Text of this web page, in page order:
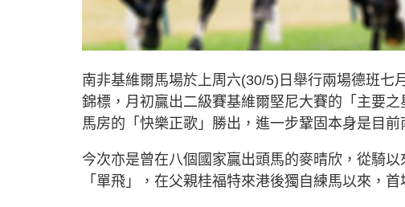
南非基維爾馬場於上周六(30/5)日舉行兩場德班
錦標，月初贏出二級賽基維爾堅尼大賽的「主要
馬房的「快樂正歌」勝出，進一步鞏固本身是目前
今次亦是曾在八個國家贏出頭馬的麥晴欣，從騎
「單飛」，在父親桂福特來港後獨自練馬以來，首